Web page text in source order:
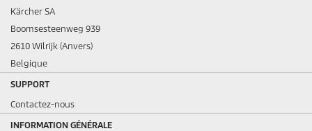
Kärcher SA
Boomsesteenweg 939
2610 Wilrijk (Anvers)
Belgique
SUPPORT
Contactez-nous
INFORMATION GÉNÉRALE